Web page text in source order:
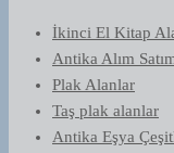
İkinci El Kitap
Antika Alım
Plak Alanlar
Taş plak alanlar
Antika Eşya